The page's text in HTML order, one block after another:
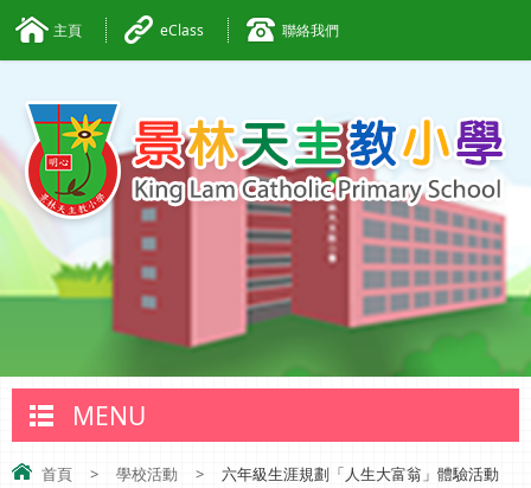
主頁 eClass 聯絡我們
MENU
首頁 > 學校活動 > 六年級生涯規劃「人生大富翁」體驗活動